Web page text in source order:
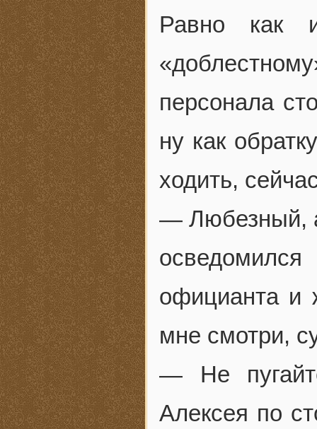
Равно как
персонала
ну как
ходить,
— Любезный,
официанта и
мне смотри,
— Не
Алексея по